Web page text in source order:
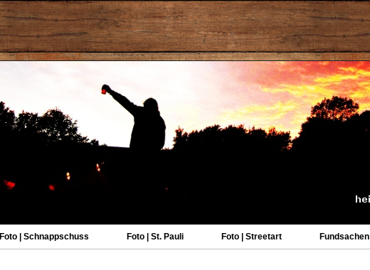
Foto | Schnappschuss Foto | St. Pauli Foto | Streetart Fundsachen